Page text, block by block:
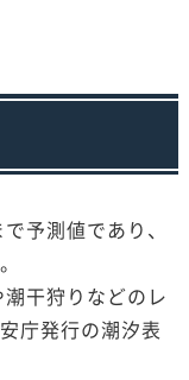
予測値であり、
干狩りなどのレ
庁発行の潮汐表